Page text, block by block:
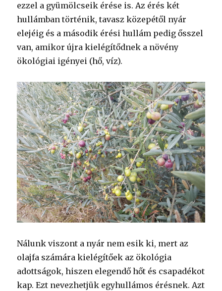
ezzel a gyümölcseik érése is. Az érés két
hullámban történik, tavasz közepétől nyár
elejéig és a második érési hullám pedig ősszel
van, amikor újra kielégítődnek a növény
ökológiai igényei (hő, víz).
Nálunk viszont a nyár nem esik ki, mert az
olajfa számára kielégítőek az ökológia
adottságok, hiszen elegendő hőt és csapadékot
kap. Ezt nevezhetjük egyhullámos érésnek. Azt